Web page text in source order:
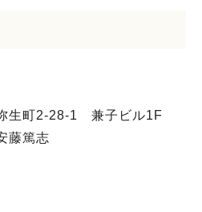
生町2-28-1 兼子ビル1F
藤篤志